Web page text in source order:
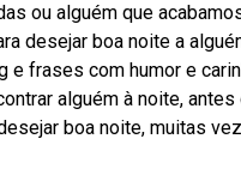
ou alguém que
desejar boa noite a
frases com humor e
alguém à noite,
boa noite, muitas